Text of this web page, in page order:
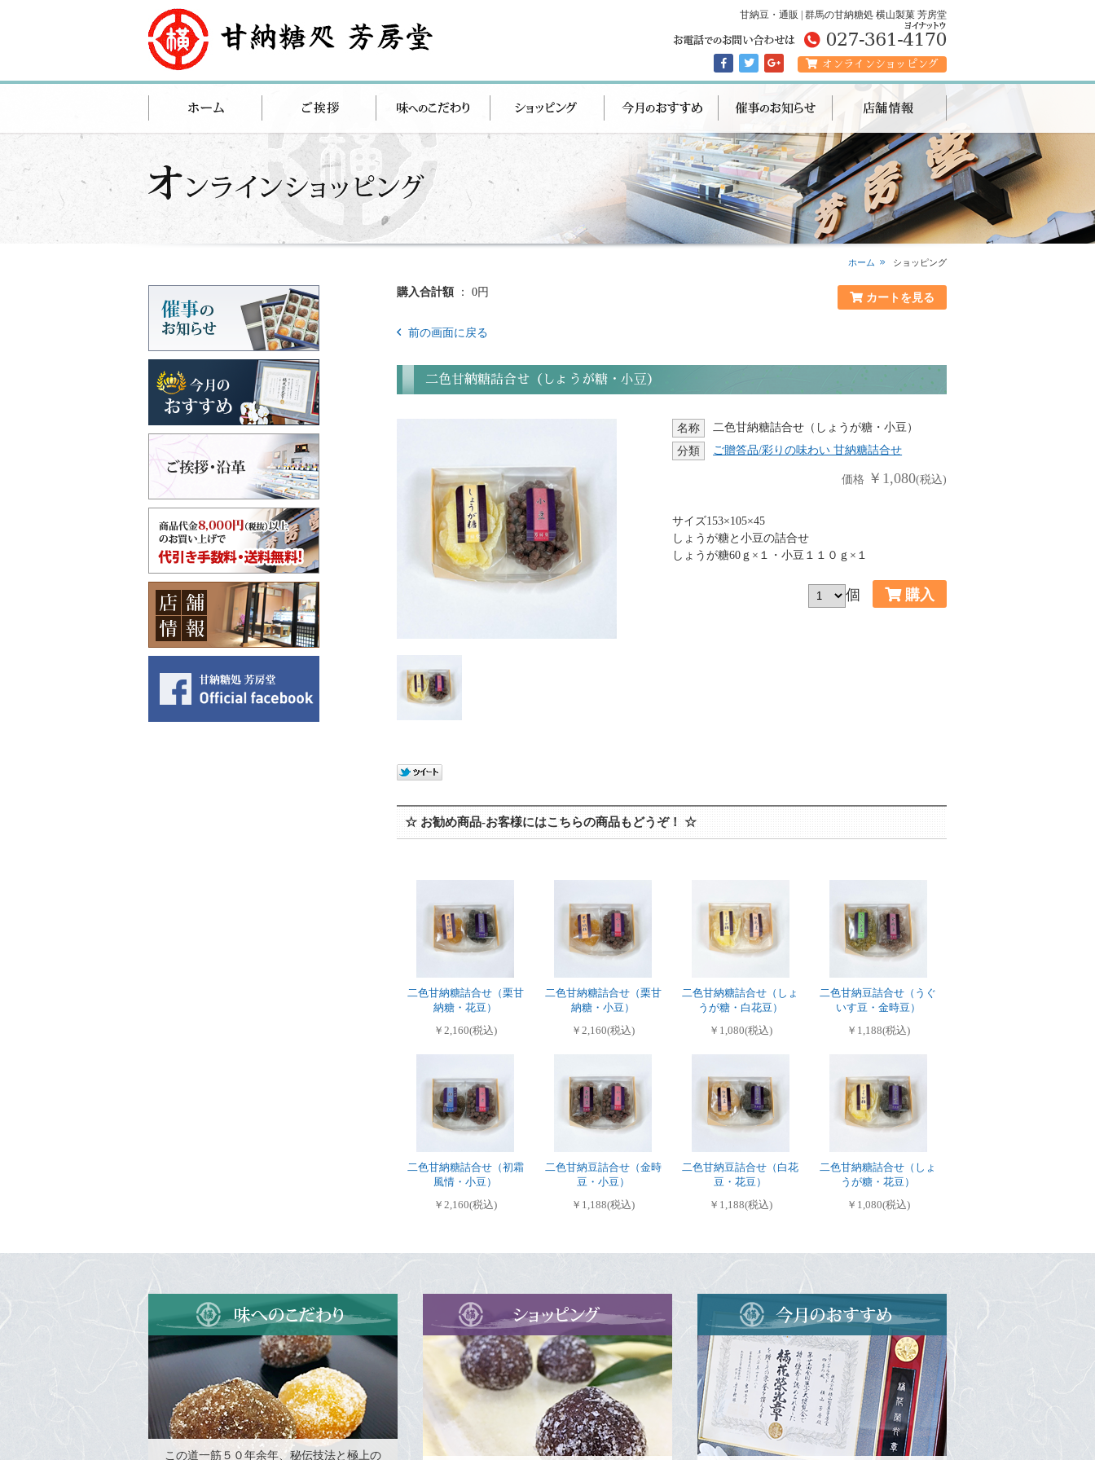
甘納豆・通販 | 群馬の甘納糖処 横山製菓 芳房堂
オンラインショッピング
ホーム ショッピング
購入合計額 ： 0円
前の画面に戻る
二色甘納糖詰合せ（しょうが糖・小豆）
名称
二色甘納糖詰合せ（しょうが糖・小豆）
分類
ご贈答品/彩りの味わい 甘納糖詰合せ
価格 ￥1,080(税込)
サイズ153×105×45
しょうが糖と小豆の詰合せ
しょうが糖60ｇ×１・小豆１１０ｇ×１
個
☆ お勧め商品-お客様にはこちらの商品もどうぞ！ ☆
二色甘納糖詰合せ（栗甘
納糖・花豆）
￥2,160(税込)
二色甘納糖詰合せ（栗甘
納糖・小豆）
￥2,160(税込)
二色甘納糖詰合せ（しょ
うが糖・白花豆）
￥1,080(税込)
二色甘納豆詰合せ（うぐ
いす豆・金時豆）
￥1,188(税込)
二色甘納糖詰合せ（初霜
風情・小豆）
￥2,160(税込)
二色甘納豆詰合せ（金時
豆・小豆）
￥1,188(税込)
二色甘納豆詰合せ（白花
豆・花豆）
￥1,188(税込)
二色甘納糖詰合せ（しょ
うが糖・花豆）
￥1,080(税込)
この道一筋５０年余年、秘伝技法と極上の